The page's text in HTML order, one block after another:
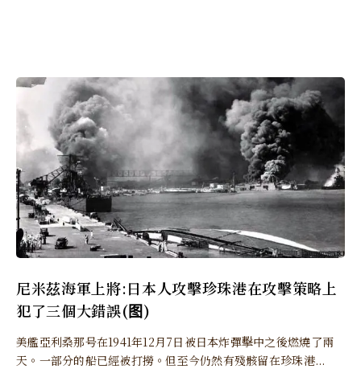
尼米茲海軍上將:日本人攻擊珍珠港在攻擊策略上
犯了三個大錯誤(图)
美艦亞利桑那号在1941年12月7日被日本炸彈擊中之後燃燒了兩
天。一部分的船已經被打撈。但至今仍然有殘骸留在珍珠港...